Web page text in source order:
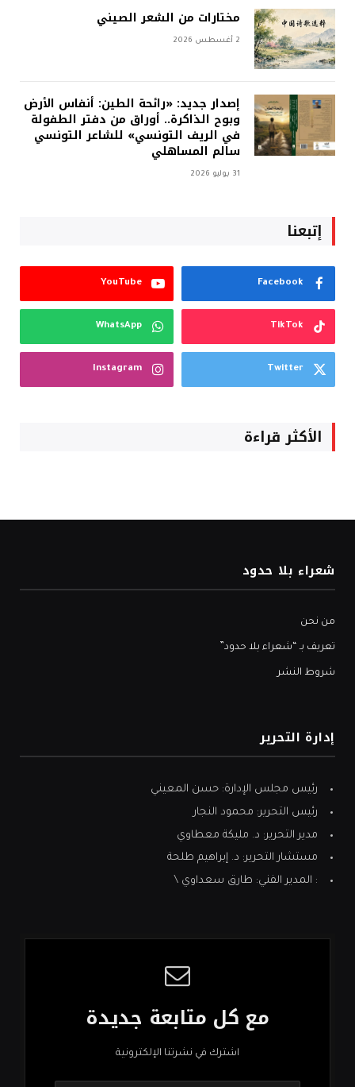
مختارات من الشعر الصيني
2 أغسطس 2026
إصدار جديد: «رائحة الطين: أنفاس الأرض
وبوح الذاكرة.. أوراق من دفتر الطفولة
في الريف التونسي» للشاعر التونسي
سالم المساهلي
31 يوليو 2026
إتبعنا
Facebook
YouTube
TikTok
WhatsApp
Twitter
Instagram
الأكثر قراءة
شعراء بلا حدود
من نحن
تعريف بـ “شعراء بلا حدود”
شروط النشر
إدارة التحرير
رئيس مجلس الإدارة: حسن المعيني
رئيس التحرير: محمود النجار
مدير التحرير: د. مليكة معطاوي
مستشار التحرير: د. إبراهيم طلحة
: المدير الفني: طارق سعداوي \
مع كل متابعة جديدة
اشترك في نشرتنا الإلكترونية